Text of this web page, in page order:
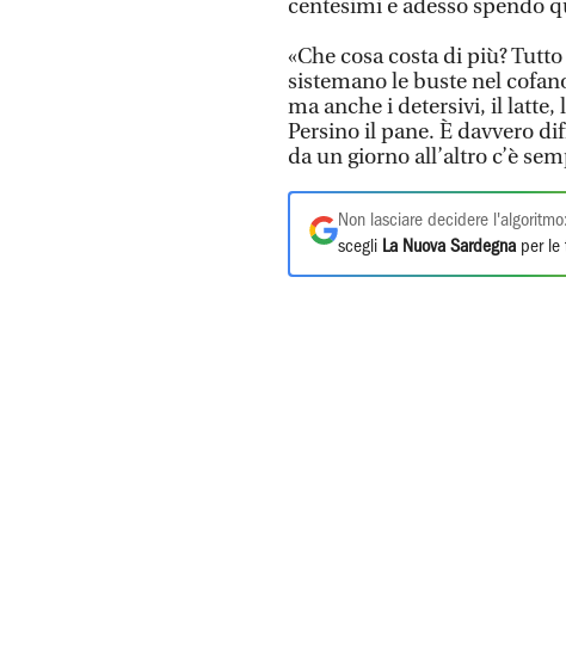
centesimi e adesso spendo
«Che cosa costa di più?
sistemano le buste nel
ma anche i detersivi, il latte,
Persino il pane. È davvero
da un giorno all’altro c’è
Non lasciare decidere l'algoritmo:
scegli La Nuova Sardegna per le